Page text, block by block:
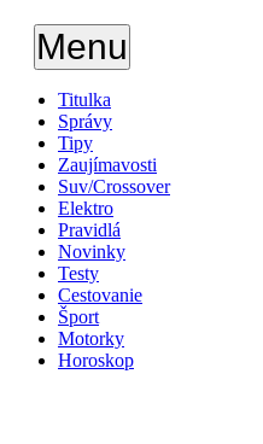
Menu
Titulka
Správy
Tipy
Zaujímavosti
Suv/Crossover
Elektro
Pravidlá
Novinky
Testy
Cestovanie
Šport
Motorky
Horoskop